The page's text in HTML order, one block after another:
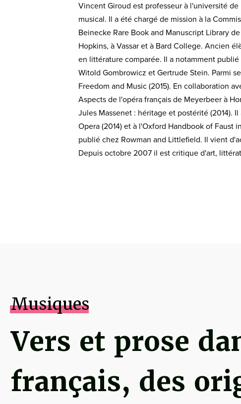
Vincent Giroud est professeur à l'université
musical. Il a été chargé de mission à la
Beinecke Rare Book and Manuscript Library
Hopkins, à Vassar et à Bard College. Ancien
en littérature comparée. Il a notamment
Witold Gombrowicz et Gertrude Stein. Parmi
Freedom and Music (2015). En collaboration
Aspects de l'opéra français de Meyerbeer à
Jules Massenet : héritage et postérité (2014).
Opera (2014) et à l'Oxford Handbook of Faust
publié chez Rowman and Littlefield. Il vient
Depuis octobre 2007 il est critique d'art,
Musiques
Vers et prose
français, des